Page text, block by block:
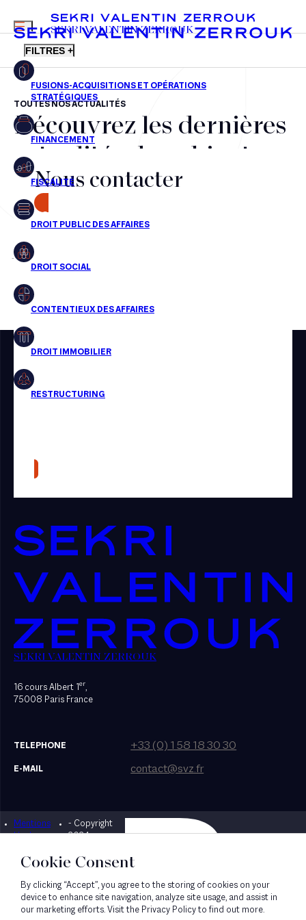
FR EN
MENU
SEKRI VALENTIN ZERROUK
FILTRES +
Fusions-acquisitions et opérations stratégiques
Financement
Fiscalité
Droit public des affaires
Droit social
Droit immobilier
Restructuring
Presse
TOUTES NOS ACTUALITÉS
Découvrez les dernières
actualités du cabinet,
nos récompenses et nos
transactions, jour après
jour
Aucun résultats pour cette recherche
Nous contacter
SEKRI VALENTIN ZERROUK
16 cours Albert 1er,
75008 Paris France
TELEPHONE +33 (0) 1 58 18 30 30
E-MAIL contact@svz.fr
Mentions
légales
- Copyright
2024
Designed by Bonhomme
Cookie Consent
By clicking “Accept”, you agree to the storing of cookies on your
device to enhance site navigation, analyze site usage, and assist in
our marketing efforts. Visit the Privacy Policy to find out more.